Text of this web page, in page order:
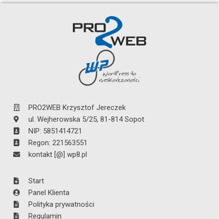
wolny, mógł w
spokoju zająć
się tym, co
lubisz
najbardziej.
przebiega
PRO2WEB Krzysztof Jereczek
ul. Wejherowska 5/25, 81-814 Sopot
NIP: 5851414721
Regon: 221563551
kontakt [@] wp8.pl
Start
Panel Klienta
Polityka prywatności
Regulamin